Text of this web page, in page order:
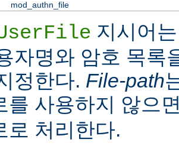
mod_authn_file
지시어
자명와 암호 목록
정한다. File-path
를 사용하지 않으
로 처리한다.